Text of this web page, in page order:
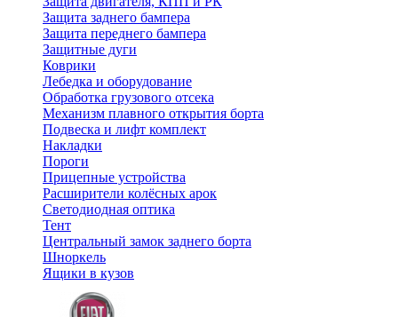
Защита заднего бампера
Защита переднего бампера
Защитные дуги
Коврики
Лебедка и оборудование
Обработка грузового отсека
Механизм плавного открытия борта
Подвеска и лифт комплект
Накладки
Пороги
Прицепные устройства
Расширители колёсных арок
Светодиодная оптика
Тент
Центральный замок заднего борта
Шноркель
Ящики в кузов